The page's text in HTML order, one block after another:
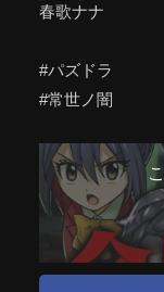
春歌ナナ
#パズドラ
#常世ノ闇